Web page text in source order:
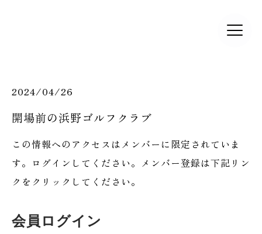
2024/04/26
​開場前の浜野ゴルフクラブ
この情報へのアクセスはメンバーに限定されていま
す。ログインしてください。メンバー登録は下記リン
クをクリックしてください。
会員ログイン